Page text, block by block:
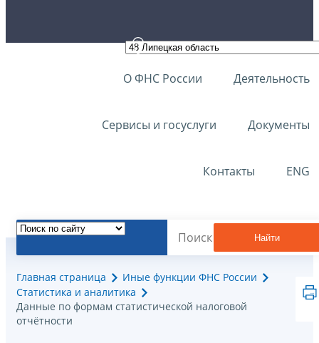
О ФНС России Деятельность
Сервисы и госуслуги Документы
Контакты ENG
Найти
Главная страница
Иные функции ФНС России
Статистика и аналитика
Данные по формам статистической налоговой
отчётности